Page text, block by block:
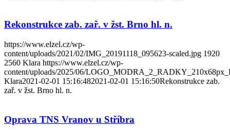
Rekonstrukce zab. zař. v žst. Brno hl. n.
https://www.elzel.cz/wp-
content/uploads/2021/02/IMG_20191118_095623-scaled.jpg 1920
2560 Klara https://www.elzel.cz/wp-
content/uploads/2025/06/
Klara2021-02-01 15:16:482021-02-01 15:16:50Rekonstrukce zab.
zař. v žst. Brno hl. n.
Oprava TNS Vranov u Stříbra